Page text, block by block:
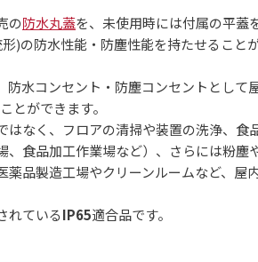
の防水丸蓋を、未使用時には付属の平蓋
)の防水性能・防塵性能を持たせること
水コンセント・防塵コンセントとして
とができます。
はなく、フロアの清掃や装置の洗浄、食
食品加工作業場など）、さらには粉塵
品製造工場やクリーンルームなど、屋
れているIP65適合品です。